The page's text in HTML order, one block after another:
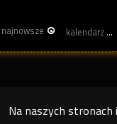
najnowsze kalendarz
Na naszych